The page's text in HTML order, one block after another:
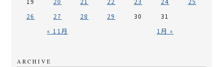
« 11月 1月 »
26
27 28 29 30 31
ARCHIVE